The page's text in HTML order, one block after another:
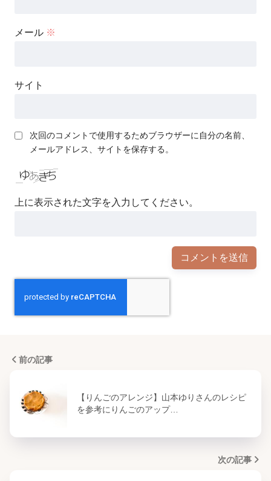
メール ※
サイト
次回のコメントで使用するためブラウザーに自分の名前、
メールアドレス、サイトを保存する。
上に表示された文字を入力してください。
前の記事
【りんごのアレンジ】山本ゆりさんのレシピ
を参考にりんごのアップ…
次の記事